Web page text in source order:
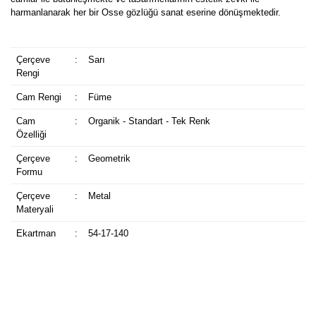
harmanlanarak her bir Osse gözlüğü sanat eserine dönüşmektedir.
Çerçeve
Rengi
: Sarı
Cam Rengi : Füme
Cam
Özelliği
: Organik - Standart - Tek Renk
Çerçeve
Formu
: Geometrik
Çerçeve
Materyali
: Metal
Ekartman : 54-17-140